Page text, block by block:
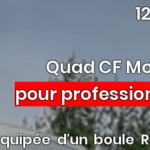
Quad CF
pour
d'un boule